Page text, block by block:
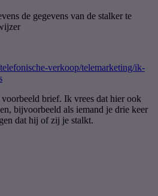
de gegevens van de stalker te
verkoop/telemarketing/ik-
brief. Ik vrees dat hier ook
bijvoorbeeld als iemand je drie keer
dat hij of zij je stalkt.